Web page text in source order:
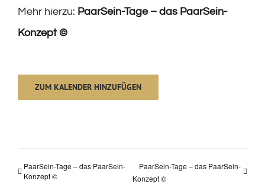
Mehr hierzu: PaarSein-Tage – das PaarSein-
Konzept ©
ZUM KALENDER HINZUFÜGEN
PaarSein-Tage – das PaarSein-
Konzept ©
PaarSein-Tage – das PaarSein-
Konzept ©